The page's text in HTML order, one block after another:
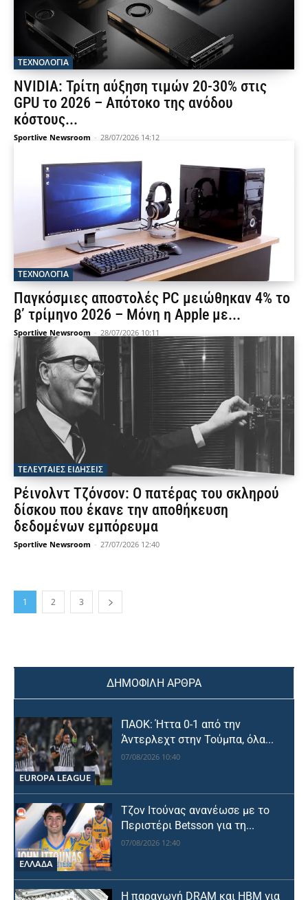
ΤΕΧΝΟΛΟΓΙΑ
NVIDIA: Τρίτη αύξηση τιμών 20-30% στις
GPU το 2026 – Απότοκο της ανόδου
κόστους...
Sportlive Newsroom - 28/07/2026 14:12
ΤΕΧΝΟΛΟΓΙΑ
Παγκόσμιες αποστολές PC μειώθηκαν 4% το
β’ τρίμηνο 2026 – Μόνη η Apple με...
Sportlive Newsroom - 28/07/2026 10:11
ΤΕΛΕΥΤΑΙΕΣ ΕΙΔΗΣΕΙΣ
Ρέινολντ Τζόνσον: Ο πατέρας του σκληρού
δίσκου που έκανε την αποθήκευση
δεδομένων εμπόρευμα
Sportlive Newsroom - 27/07/2026 12:40
1 2 3
ΔΗΜΟΦΙΛΗ ΑΡΘΡΑ
EUROPA LEAGUE
ΠΑΟΚ: Ήττα 0-1 από την
Άντερλεχτ στην Τούμπα, όλα...
07/08/2026 10:40
ΕΛΛΑΔΑ
Τζον Ιτούνας ανανέωσε με το
Περιστέρι Betsson για τη...
07/08/2026 12:40
Η παραγωγή DRAM και HBM για